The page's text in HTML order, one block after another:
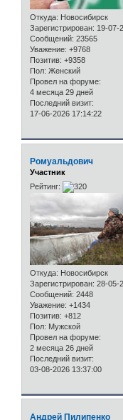
Откуда: Новосибирск
Зарегистрирован: 19-07-
Сообщений: 23565
Уважение: +9768
Позитив: +9358
Пол: Женский
Провел на форуме:
4 месяца 29 дней
Последний визит:
17-06-2026 17:14:22
Ромуальдович
Участник
Рейтинг:
Откуда: Новосибирск
Зарегистрирован: 28-05-
Сообщений: 2448
Уважение: +1434
Позитив: +812
Пол: Мужской
Провел на форуме:
2 месяца 26 дней
Последний визит:
03-08-2026 13:37:00
Андрей Пилипенко